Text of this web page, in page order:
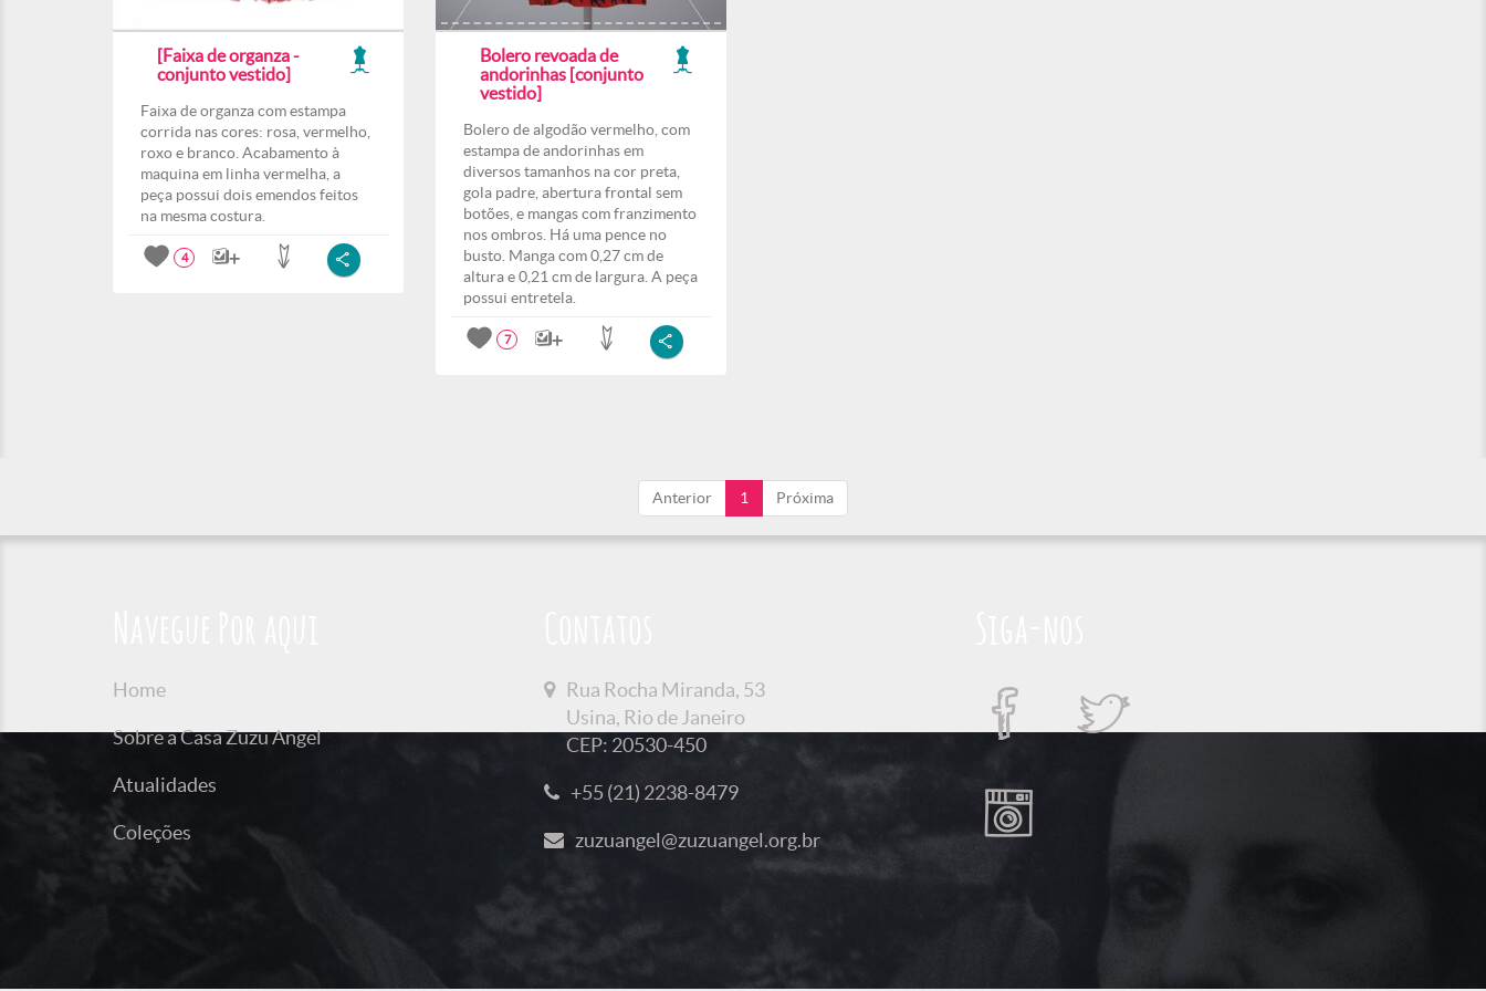
[Faixa de organza -
conjunto vestido]
Faixa de organza com estampa
corrida nas cores: rosa, vermelho,
roxo e branco. Acabamento à
maquina em linha vermelha, a
peça possui dois emendos feitos
na mesma costura.
4
Bolero revoada de
andorinhas [conjunto
vestido]
Bolero de algodão vermelho, com
estampa de andorinhas em
diversos tamanhos na cor preta,
gola padre, abertura frontal sem
botões, e mangas com franzimento
nos ombros. Há uma pence no
busto. Manga com 0,27 cm de
altura e 0,21 cm de largura. A peça
possui entretela.
7
Anterior 1 Próxima
Home
Sobre a Casa Zuzu Angel
Atualidades
Coleções
Rua Rocha Miranda, 53
Usina, Rio de Janeiro
CEP: 20530-450
+55 (21) 2238-8479
zuzuangel@zuzuangel.org.br